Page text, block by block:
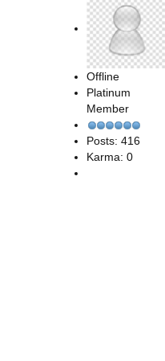
Offline
Platinum
Member
Posts: 416
Karma: 0